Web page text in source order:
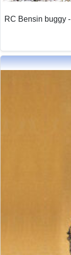
RC Bensin buggy